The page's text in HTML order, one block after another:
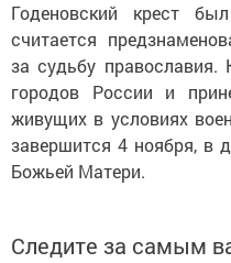
Годеновский крест
считается
за судьбу православия.
городов России и
живущих в условиях
завершится 4 ноября, в
Божьей Матери.
Следите за самым